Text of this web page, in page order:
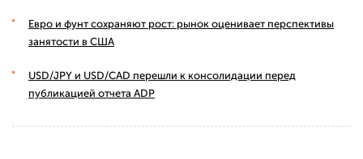
Евро и фунт сохраняют рост: рынок оценивает перспективы
занятости в США
USD/JPY и USD/CAD перешли к консолидации перед
публикацией отчета ADP